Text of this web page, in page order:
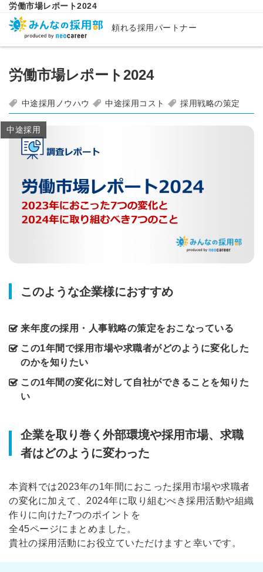
労働市場レポート2024
頼れる採用パートナー
労働市場レポート2024
中途採用ノウハウ 中途採用コスト 採用戦略の策定
中途採用
このような企業様におすすめ
来年度の採用・人事戦略の策定をおこなっている
この1年間で採用市場や求職者がどのように変化した
のかを知りたい
この1年間の変化に対して自社ができることを知りた
い
企業を取り巻く外部環境や採用市場、求職
者はどのように変わった
本資料では2023年の1年間におこった採用市場や求職者
の変化に加えて、2024年に取り組むべき採用活動や組織
作りに向けた7つのポイントを
全45ページにまとめました。
貴社の採用活動にお役立ていただけますと幸いです。